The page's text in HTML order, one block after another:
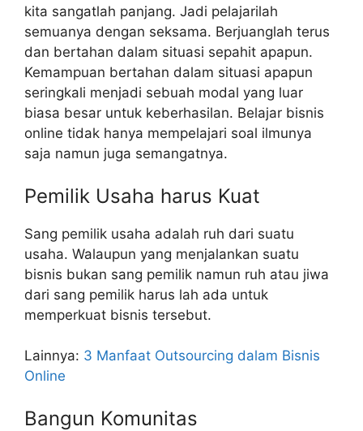
kita sangatlah panjang. Jadi pelajarilah
semuanya dengan seksama. Berjuanglah terus
dan bertahan dalam situasi sepahit apapun.
Kemampuan bertahan dalam situasi apapun
seringkali menjadi sebuah modal yang luar
biasa besar untuk keberhasilan. Belajar bisnis
online tidak hanya mempelajari soal ilmunya
saja namun juga semangatnya.
Pemilik Usaha harus Kuat
Sang pemilik usaha adalah ruh dari suatu
usaha. Walaupun yang menjalankan suatu
bisnis bukan sang pemilik namun ruh atau jiwa
dari sang pemilik harus lah ada untuk
memperkuat bisnis tersebut.
Lainnya: 3 Manfaat Outsourcing dalam Bisnis
Online
Bangun Komunitas